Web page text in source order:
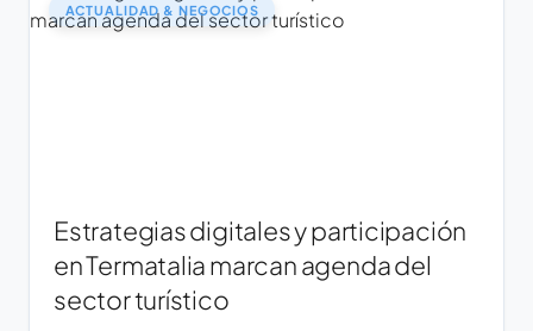
ACTUALIDAD & NEGOCIOS
Estrategias digitales y participación
en Termatalia marcan agenda del
sector turístico